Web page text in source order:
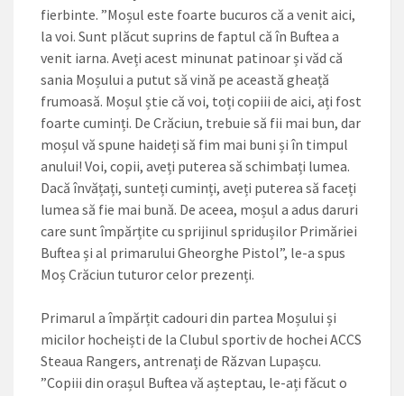
fierbinte. ”Moșul este foarte bucuros că a venit aici,
la voi. Sunt plăcut suprins de faptul că în Buftea a
venit iarna. Aveți acest minunat patinoar și văd că
sania Moșului a putut să vină pe această gheață
frumoasă. Moșul știe că voi, toți copiii de aici, ați fost
foarte cuminți. De Crăciun, trebuie să fii mai bun, dar
moșul vă spune haideți să fim mai buni și în timpul
anului! Voi, copii, aveți puterea să schimbați lumea.
Dacă învățați, sunteți cuminți, aveți puterea să faceți
lumea să fie mai bună. De aceea, moșul a adus daruri
care sunt împărțite cu sprijinul spridușilor Primăriei
Buftea și al primarului Gheorghe Pistol”, le-a spus
Moș Crăciun tuturor celor prezenți.
Primarul a împărțit cadouri din partea Moșului și
micilor hocheiști de la Clubul sportiv de hochei ACCS
Steaua Rangers, antrenați de Răzvan Lupașcu.
”Copiii din orașul Buftea vă așteptau, le-ați făcut o